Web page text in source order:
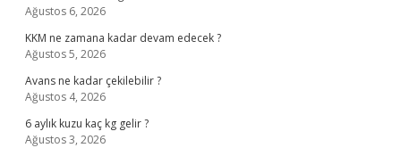
Ağustos 6, 2026
KKM ne zamana kadar devam edecek ?
Ağustos 5, 2026
Avans ne kadar çekilebilir ?
Ağustos 4, 2026
6 aylık kuzu kaç kg gelir ?
Ağustos 3, 2026